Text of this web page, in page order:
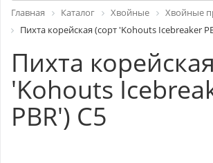
Главная Каталог Хвойные Хвойные
Пихта корейская (сорт 'Kohouts Icebreaker
Пихта
'Kohouts
PBR') C5